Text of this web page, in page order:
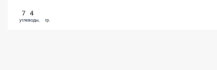
74
углеводы, гр.